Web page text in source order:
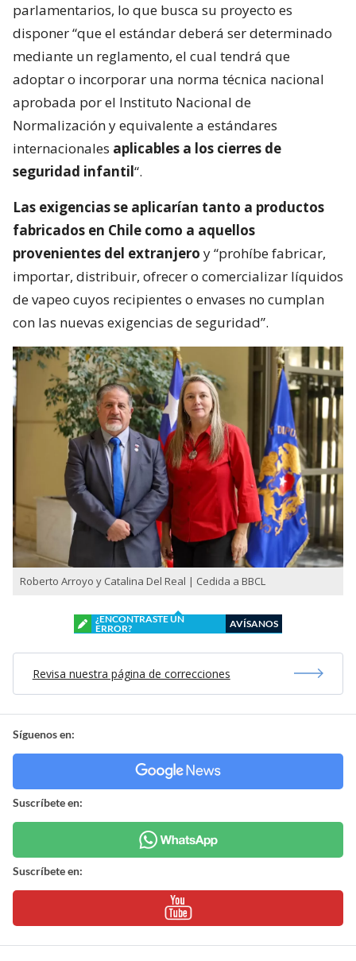
parlamentarios, lo que busca su proyecto es
disponer “que el estándar deberá ser determinado
mediante un reglamento, el cual tendrá que
adoptar o incorporar una norma técnica nacional
aprobada por el Instituto Nacional de
Normalización y equivalente a estándares
internacionales aplicables a los cierres de
seguridad infantil“.
Las exigencias se aplicarían tanto a productos
fabricados en Chile como a aquellos
provenientes del extranjero y “prohíbe fabricar,
importar, distribuir, ofrecer o comercializar líquidos
de vapeo cuyos recipientes o envases no cumplan
con las nuevas exigencias de seguridad”.
Roberto Arroyo y Catalina Del Real | Cedida a BBCL
¿ENCONTRASTE UN
ERROR?
AVÍSANOS
Revisa nuestra página de correcciones
Síguenos en:
Suscríbete en:
Suscríbete en: